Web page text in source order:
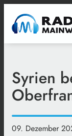
Syrien
09. Dezember